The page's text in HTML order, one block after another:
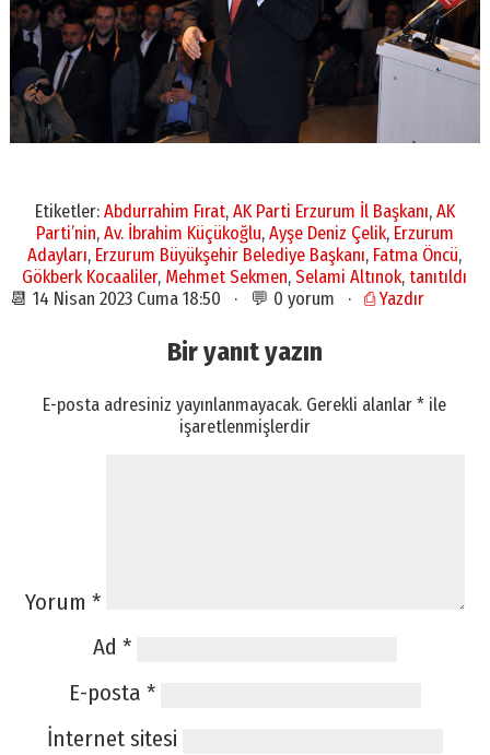
Etiketler: Abdurrahim Fırat, AK Parti Erzurum İl Başkanı, AK
Parti’nin, Av. İbrahim Küçükoğlu, Ayşe Deniz Çelik, Erzurum
Adayları, Erzurum Büyükşehir Belediye Başkanı, Fatma Öncü,
Gökberk Kocaaliler, Mehmet Sekmen,Selami Altınok, tanıtıldı
📆 14 Nisan 2023 Cuma 18:50 · 💬 0 yorum · ⎙ Yazdır
Bir yanıt yazın
E-posta adresiniz yayınlanmayacak. Gerekli alanlar* ile
işaretlenmişlerdir
Yorum *
Ad *
E-posta *
İnternet sitesi